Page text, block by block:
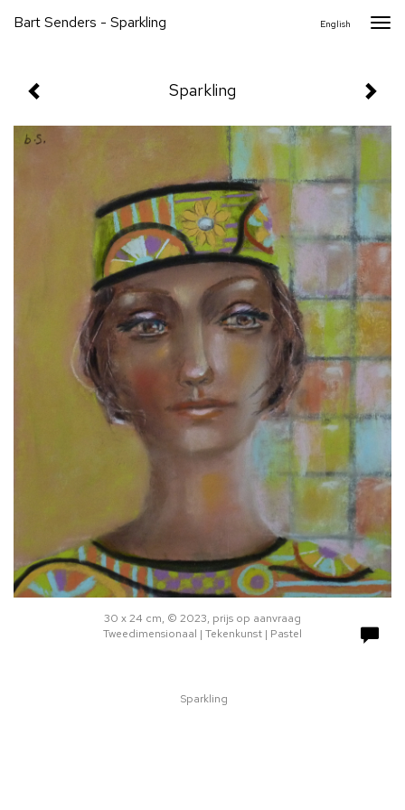
Bart Senders - Sparkling English
Sparkling
30 x 24 cm, © 2023, prijs op aanvraag
Tweedimensionaal | Tekenkunst | Pastel
Sparkling